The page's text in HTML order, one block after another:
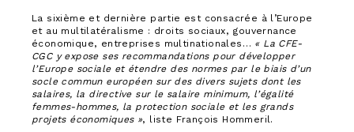
La sixième et dernière partie est consacrée à l’Europe
et au multilatéralisme : droits sociaux, gouvernance
économique, entreprises multinationales… « La CFE-
CGC y expose ses recommandations pour développer
l’Europe sociale et étendre des normes par le biais d’un
socle commun européen sur des divers sujets dont les
salaires, la directive sur le salaire minimum, l’égalité
femmes-hommes, la protection sociale et les grands
projets économiques », liste François Hommeril.